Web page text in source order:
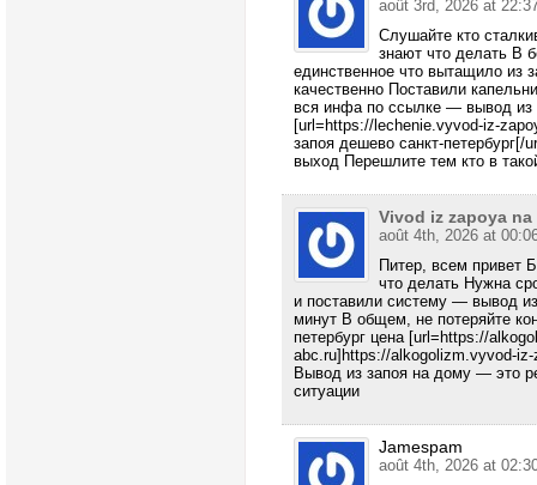
août 3rd, 2026 at
Слушайте кто
знают что делать В
единственное что вытащило из
качественно Поставили
вся инфа по ссылке — вывод из
[url=https://lechenie.vyvod-iz-
запоя дешево санкт-
выход Перешлите тем кто в
Vivod iz zapoya na
août 4th, 2026 at
Питер, всем привет
что делать Нужна
и поставили систему — вывод
минут В общем, не потеряйте
петербург цена [url=https://
abc.ru]https://alkogolizm.vyvod-
Вывод из запоя на дому — это
ситуации
Jamespam
août 4th, 2026 at